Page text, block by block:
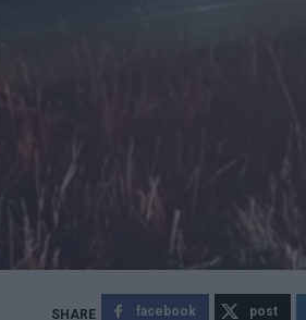
facebook post